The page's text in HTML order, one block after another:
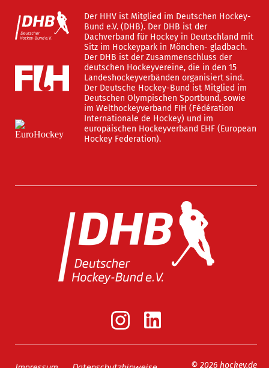
Der HHV ist Mitglied im Deutschen Hockey-
Bund e.V. (DHB). Der DHB ist der
Dachverband für Hockey in Deutschland mit
Sitz im Hockeypark in Mönchen- gladbach.
Der DHB ist der Zusammenschluss der
deutschen Hockeyvereine, die in den 15
Landeshockeyverbänden organisiert sind.
Der Deutsche Hockey-Bund ist Mitglied im
Deutschen Olympischen Sportbund, sowie
im Welthockeyverband FIH (Fédération
Internationale de Hockey) und im
europäischen Hockeyverband EHF (European
Hockey Federation).
© 2026 hockey.de